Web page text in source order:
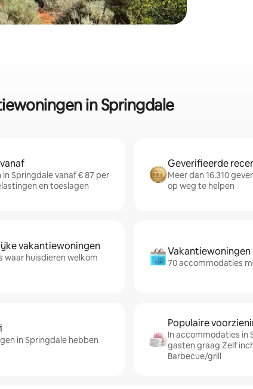
in Springdale
Springdale vanaf € 87 per
en toeslagen
Geverifieerde
Meer dan 16.310
op weg te helpen
vakantiewoningen
waar huisdieren welkom
70 accommodaties
in Springdale hebben
Populaire
In accommodaties in
gasten graag Zelf
Barbecue/grill